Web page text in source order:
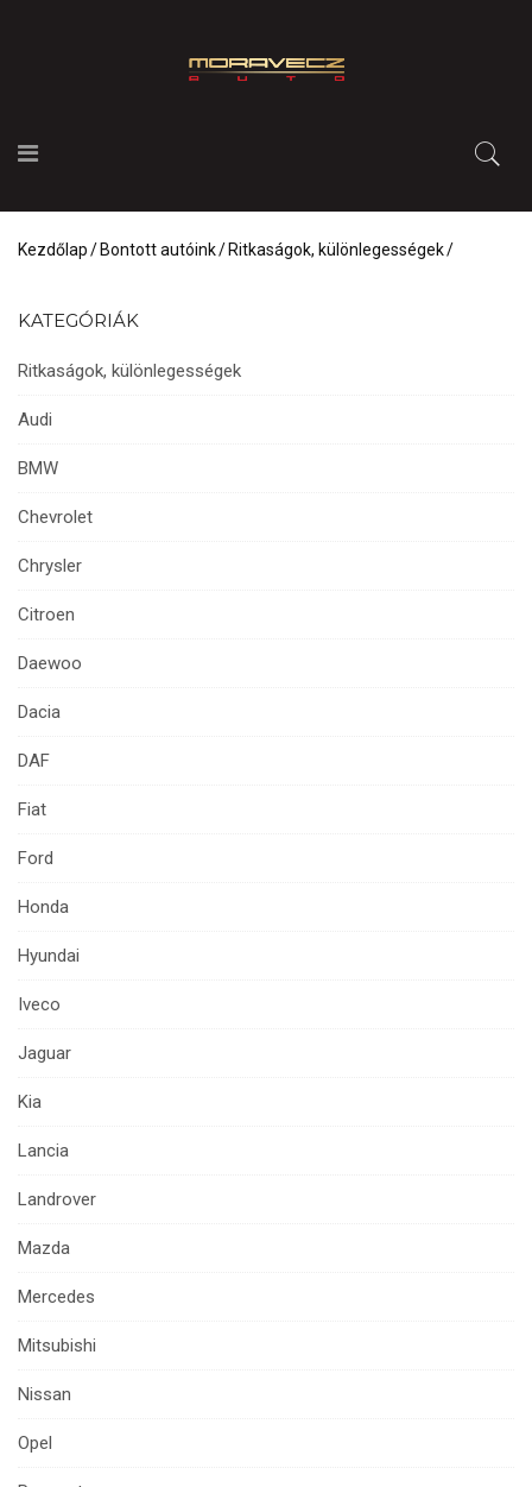
Kezdőlap Bontott autóink Ritkaságok, különlegességek
KATEGÓRIÁK
Ritkaságok, különlegességek
Audi
BMW
Chevrolet
Chrysler
Citroen
Daewoo
Dacia
DAF
Fiat
Ford
Honda
Hyundai
Iveco
Jaguar
Kia
Lancia
Landrover
Mazda
Mercedes
Mitsubishi
Nissan
Opel